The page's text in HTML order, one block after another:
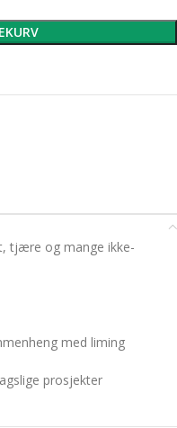
tjære og mange ikke-
med liming
prosjekter